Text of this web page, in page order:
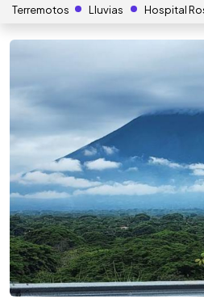
Terremotos Lluvias Hospital